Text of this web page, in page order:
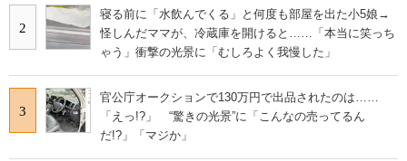
2
寝る前に「水飲んでくる」と何度も部屋を出た小5娘→
怪しんだママが、冷蔵庫を開けると……「本当に笑っち
ゃう」衝撃の光景に「むしろよく我慢した」
3
官公庁オークションで130万円で出品されたのは……
「えっ!?」 “驚きの光景”に「こんなの売ってるん
だ!?」「マジか」